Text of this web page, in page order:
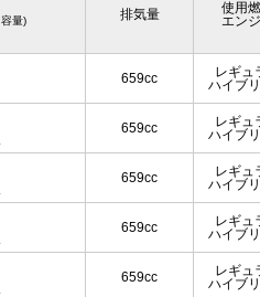
量) 排気量
使用
エン
659cc
レギュ
ハイブ
659cc
レギュ
ハイブ
659cc
レギュ
ハイブ
659cc
レギュ
ハイブ
659cc
レギュ
ハイブ